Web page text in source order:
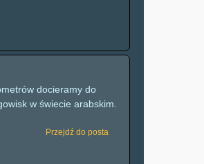
docieramy do
w świecie arabskim.
Przejdź do posta